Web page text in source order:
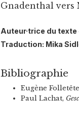
Gnadenthal vers
Auteur·trice du
Traduction: Mika
Bibliographie
Eugène
Paul Lachat,